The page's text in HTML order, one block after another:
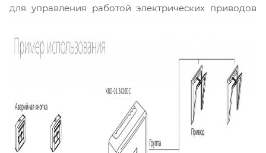
для управления работой электрических приводов
модификации прибора реализовано независимое
управление приводами для двух независимых
зон дымоудаления. Возможно подключение
электроприводов суммарной силой тока
не более